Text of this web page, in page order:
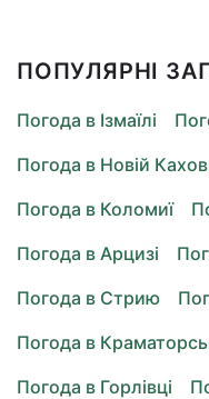
ПОПУЛЯРНІ
Погода в Ізмаїлі
Погода в Новій
Погода в Коломиї
Погода в Арцизі
Погода в Стрию
Погода в
Погода в Горлівці